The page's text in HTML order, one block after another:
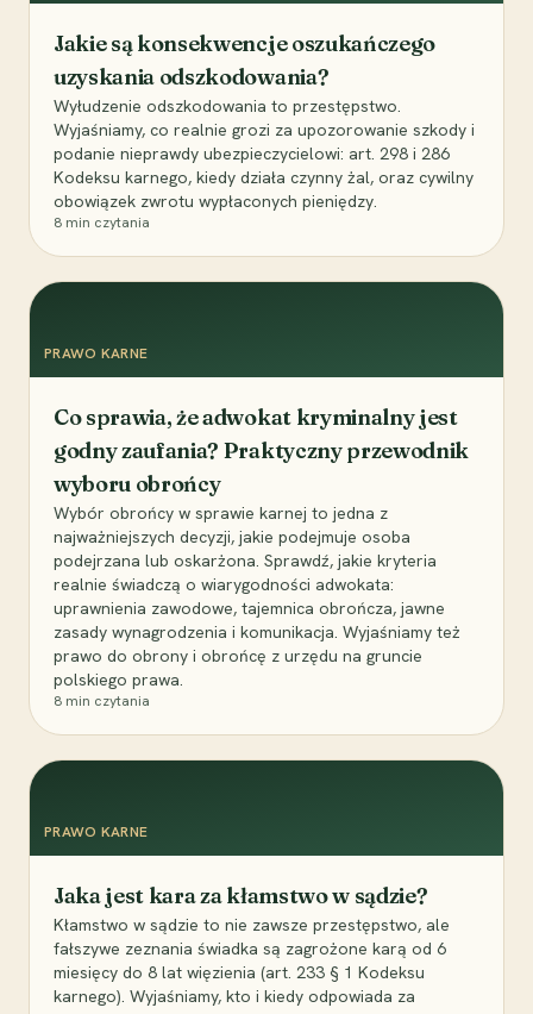
Jakie są konsekwencje oszukańczego
uzyskania odszkodowania?
Wyłudzenie odszkodowania to przestępstwo.
Wyjaśniamy, co realnie grozi za upozorowanie szkody i
podanie nieprawdy ubezpieczycielowi: art. 298 i 286
Kodeksu karnego, kiedy działa czynny żal, oraz cywilny
obowiązek zwrotu wypłaconych pieniędzy.
8 min czytania
PRAWO KARNE
Co sprawia, że adwokat kryminalny jest
godny zaufania? Praktyczny przewodnik
wyboru obrońcy
Wybór obrońcy w sprawie karnej to jedna z
najważniejszych decyzji, jakie podejmuje osoba
podejrzana lub oskarżona. Sprawdź, jakie kryteria
realnie świadczą o wiarygodności adwokata:
uprawnienia zawodowe, tajemnica obrończa, jawne
zasady wynagrodzenia i komunikacja. Wyjaśniamy też
prawo do obrony i obrońcę z urzędu na gruncie
polskiego prawa.
8 min czytania
PRAWO KARNE
Jaka jest kara za kłamstwo w sądzie?
Kłamstwo w sądzie to nie zawsze przestępstwo, ale
fałszywe zeznania świadka są zagrożone karą od 6
miesięcy do 8 lat więzienia (art. 233 § 1 Kodeksu
karnego). Wyjaśniamy, kto i kiedy odpowiada za